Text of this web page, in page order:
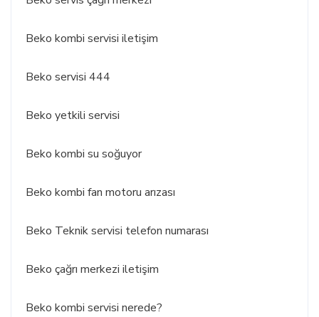
Beko kombi servisi iletişim
Beko servisi 444
Beko yetkili servisi
Beko kombi su soğuyor
Beko kombi fan motoru arızası
Beko Teknik servisi telefon numarası
Beko çağrı merkezi iletişim
Beko kombi servisi nerede?